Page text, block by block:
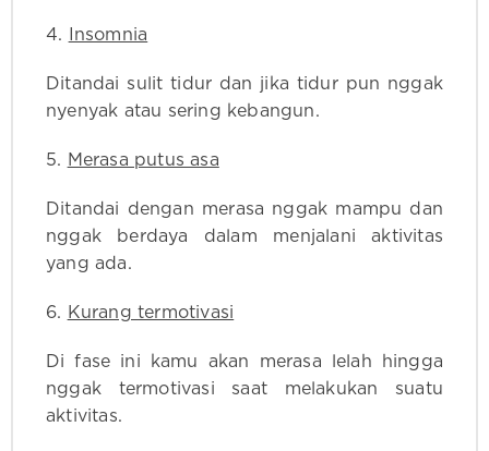
4. Insomnia
Ditandai sulit tidur dan jika tidur pun nggak
nyenyak atau sering kebangun.
5. Merasa putus asa
Ditandai dengan merasa nggak mampu dan
nggak berdaya dalam menjalani aktivitas
yang ada.
6. Kurang termotivasi
Di fase ini kamu akan merasa lelah hingga
nggak termotivasi saat melakukan suatu
aktivitas.